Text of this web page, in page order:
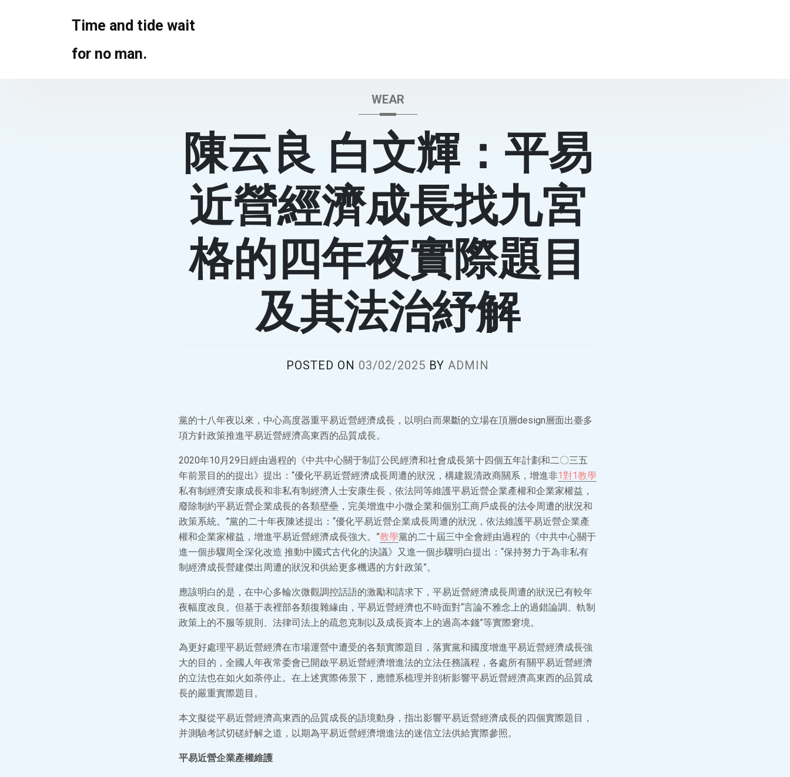
Time and tide wait
for no man.
WEAR
陳云良 白文輝：平易
近營經濟成長找九宮
格的四年夜實際題目
及其法治紓解
POSTED ON 03/02/2025 BY ADMIN
黨的十八年夜以來，中心高度器重平易近營經濟成長，以明白而果斷的立場在頂層design層面出臺多
項方針政策推進平易近營經濟高東西的品質成長。
2020年10月29日經由過程的《中共中心關于制訂公民經濟和社會成長第十四個五年計劃和二〇三五
年前景目的的提出》提出：“優化平易近營經濟成長周遭的狀況，構建親清政商關系，增進非1對1教學
私有制經濟安康成長和非私有制經濟人士安康生長，依法同等維護平易近營企業產權和企業家權益，
廢除制約平易近營企業成長的各類壁壘，完美增進中小微企業和個別工商戶成長的法令周遭的狀況和
政策系統。”黨的二十年夜陳述提出：“優化平易近營企業成長周遭的狀況，依法維護平易近營企業產
權和企業家權益，增進平易近營經濟成長強大。”教學黨的二十屆三中全會經由過程的《中共中心關于
進一個步驟周全深化改造 推動中國式古代化的決議》又進一個步驟明白提出：“保持努力于為非私有
制經濟成長營建傑出周遭的狀況和供給更多機遇的方針政策”。
應該明白的是，在中心多輪次微觀調控話語的激勵和請求下，平易近營經濟成長周遭的狀況已有較年
夜幅度改良。但基于表裡部各類復雜緣由，平易近營經濟也不時面對“言論不雅念上的過錯論調、軌制
政策上的不服等規則、法律司法上的疏忽克制以及成長資本上的過高本錢”等實際窘境。
為更好處理平易近營經濟在市場運營中遭受的各類實際題目，落實黨和國度增進平易近營經濟成長強
大的目的，全國人年夜常委會已開啟平易近營經濟增進法的立法任務議程，各處所有關平易近營經濟
的立法也在如火如荼停止。在上述實際佈景下，應體系梳理并剖析影響平易近營經濟高東西的品質成
長的嚴重實際題目。
本文擬從平易近營經濟高東西的品質成長的語境動身，指出影響平易近營經濟成長的四個實際題目，
并測驗考試切磋紓解之道，以期為平易近營經濟增進法的迷信立法供給實際參照。
平易近營企業產權維護